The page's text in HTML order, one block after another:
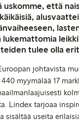
uskomme, että
lukemattomia
tulee olla
johtavista
myymälää 17
Lindex tarjoaa
sisältää useita